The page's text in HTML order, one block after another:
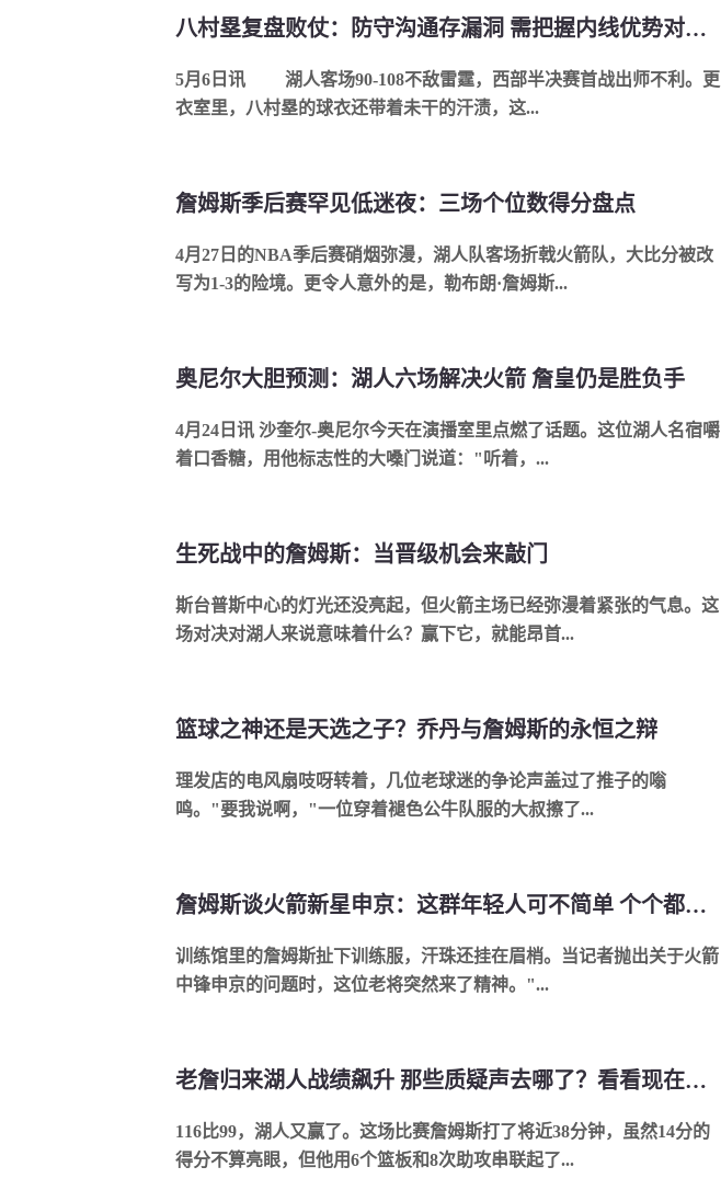
八村塁复盘败仗：防守沟通存漏洞 需把握内线优势对抗雷霆
5月6日讯 湖人客场90-108不敌雷霆，西部半决赛首战出师不利。更
衣室里，八村塁的球衣还带着未干的汗渍，这...
詹姆斯季后赛罕见低迷夜：三场个位数得分盘点
4月27日的NBA季后赛硝烟弥漫，湖人队客场折戟火箭队，大比分被改
写为1-3的险境。更令人意外的是，勒布朗·詹姆斯...
奥尼尔大胆预测：湖人六场解决火箭 詹皇仍是胜负手
4月24日讯 沙奎尔-奥尼尔今天在演播室里点燃了话题。这位湖人名宿嚼
着口香糖，用他标志性的大嗓门说道："听着，...
生死战中的詹姆斯：当晋级机会来敲门
斯台普斯中心的灯光还没亮起，但火箭主场已经弥漫着紧张的气息。这
场对决对湖人来说意味着什么？赢下它，就能昂首...
篮球之神还是天选之子？乔丹与詹姆斯的永恒之辩
理发店的电风扇吱呀转着，几位老球迷的争论声盖过了推子的嗡
鸣。"要我说啊，"一位穿着褪色公牛队服的大叔擦了...
詹姆斯谈火箭新星申京：这群年轻人可不简单 个个都带着刀子来打球
训练馆里的詹姆斯扯下训练服，汗珠还挂在眉梢。当记者抛出关于火箭
中锋申京的问题时，这位老将突然来了精神。"...
老詹归来湖人战绩飙升 那些质疑声去哪了？看看现在的紫金军团！
116比99，湖人又赢了。这场比赛詹姆斯打了将近38分钟，虽然14分的
得分不算亮眼，但他用6个篮板和8次助攻串联起了...